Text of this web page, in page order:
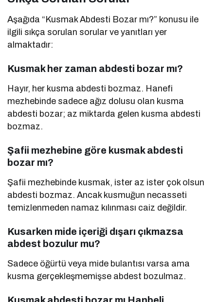
Aşağıda “Kusmak Abdesti Bozar mı?” konusu ile
ilgili sıkça sorulan sorular ve yanıtları yer
almaktadır:
Kusmak her zaman abdesti bozar mı?
Hayır, her kusma abdesti bozmaz. Hanefi
mezhebinde sadece ağız dolusu olan kusma
abdesti bozar; az miktarda gelen kusma abdesti
bozmaz.
Şafii mezhebine göre kusmak abdesti
bozar mı?
Şafii mezhebinde kusmak, ister az ister çok olsun
abdesti bozmaz. Ancak kusmuğun necasseti
temizlenmeden namaz kılınması caiz değildir.
Kusarken mide içeriği dışarı çıkmazsa
abdest bozulur mu?
Sadece öğürtü veya mide bulantısı varsa ama
kusma gerçekleşmemişse abdest bozulmaz.